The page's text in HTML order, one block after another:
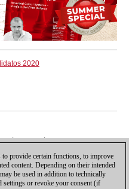
2020
sobre nuestros
to provide certain functions, to improve
content. Depending on their intended
be used in addition to technically
settings or revoke your consent (if